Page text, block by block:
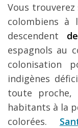
Vous
colombiens à
descendent
espagnols au
colonisation
indigènes
toute proche,
habitants à la
colorées.